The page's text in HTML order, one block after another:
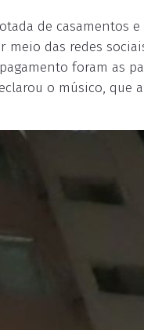
de casamentos
meio das redes
foram as
o músico, que